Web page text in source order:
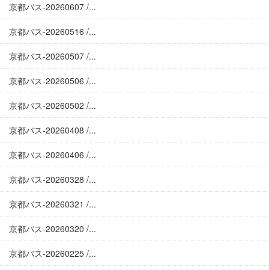
京都バス-20260607 /...
京都バス-20260516 /...
京都バス-20260507 /...
京都バス-20260506 /...
京都バス-20260502 /...
京都バス-20260408 /...
京都バス-20260406 /...
京都バス-20260328 /...
京都バス-20260321 /...
京都バス-20260320 /...
京都バス-20260225 /...